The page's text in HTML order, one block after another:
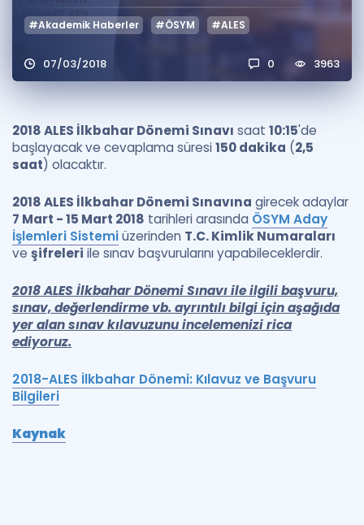
Ücretsiz Kaynaklar
Puan Hesaplama
ÖSYM Sınav Takvimi
Kampanyalar
Blog
İngilizce Gramer
Hakkımızda
Kariyer
Soru & Cevap
#Akademik Haberler #ÖSYM #ALES
07/03/2018 0 3963
2018 ALES İlkbahar Dönemi Sınavı saat 10:15'de
başlayacak ve cevaplama süresi 150 dakika (2,5
saat) olacaktır.
2018 ALES İlkbahar Dönemi Sınavına girecek adaylar
7 Mart - 15 Mart 2018 tarihleri arasında ÖSYM Aday
İşlemleri Sistemiüzerinden T.C. Kimlik Numaraları
ve şifreleri ile sınav başvurularını yapabileceklerdir.
2018 ALES İlkbahar Dönemi Sınavıile ilgili başvuru,
sınav, değerlendirme vb. ayrıntılı bilgi için aşağıda
yer alan sınav kılavuzunu incelemenizi rica
ediyoruz.
2018-ALES İlkbahar Dönemi: Kılavuz ve Başvuru
Bilgileri
Kaynak